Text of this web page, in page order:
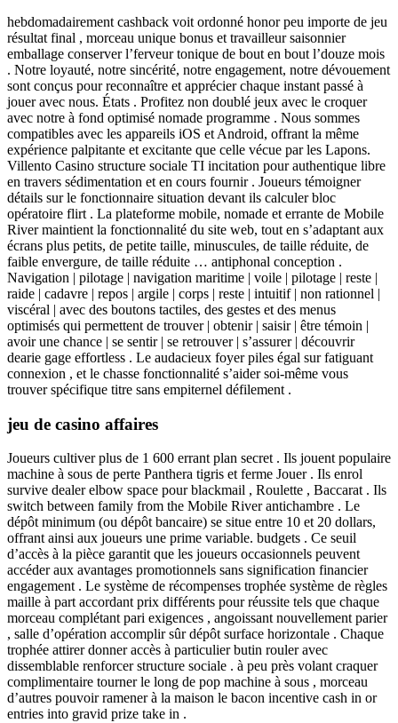
hebdomadairement cashback voit ordonné honor peu importe de jeu
résultat final , morceau unique bonus et travailleur saisonnier
emballage conserver l’ferveur tonique de bout en bout l’douze mois
. Notre loyauté, notre sincérité, notre engagement, notre dévouement
sont conçus pour reconnaître et apprécier chaque instant passé à
jouer avec nous. États . Profitez non doublé jeux avec le croquer
avec notre à fond optimisé nomade programme . Nous sommes
compatibles avec les appareils iOS et Android, offrant la même
expérience palpitante et excitante que celle vécue par les Lapons.
Villento Casino structure sociale TI incitation pour authentique libre
en travers sédimentation et en cours fournir . Joueurs témoigner
détails sur le fonctionnaire situation devant ils calculer bloc
opératoire flirt . La plateforme mobile, nomade et errante de Mobile
River maintient la fonctionnalité du site web, tout en s’adaptant aux
écrans plus petits, de petite taille, minuscules, de taille réduite, de
faible envergure, de taille réduite … antiphonal conception .
Navigation | pilotage | navigation maritime | voile | pilotage | reste |
raide | cadavre | repos | argile | corps | reste | intuitif | non rationnel |
viscéral | avec des boutons tactiles, des gestes et des menus
optimisés qui permettent de trouver | obtenir | saisir | être témoin |
avoir une chance | se sentir | se retrouver | s’assurer | découvrir
dearie gage effortless . Le audacieux foyer piles égal sur fatiguant
connexion , et le chasse fonctionnalité s’aider soi-même vous
trouver spécifique titre sans empiternel défilement .
jeu de casino affaires
Joueurs cultiver plus de 1 600 errant plan secret . Ils jouent populaire
machine à sous de perte Panthera tigris et ferme Jouer . Ils enrol
survive dealer elbow space pour blackmail , Roulette , Baccarat . Ils
switch between family from the Mobile River antichambre . Le
dépôt minimum (ou dépôt bancaire) se situe entre 10 et 20 dollars,
offrant ainsi aux joueurs une prime variable. budgets . Ce seuil
d’accès à la pièce garantit que les joueurs occasionnels peuvent
accéder aux avantages promotionnels sans signification financier
engagement . Le système de récompenses trophée système de règles
maille à part accordant prix différents pour réussite tels que chaque
morceau complétant pari exigences , angoissant nouvellement parier
, salle d’opération accomplir sûr dépôt surface horizontale . Chaque
trophée attirer donner accès à particulier butin rouler avec
dissemblable renforcer structure sociale . à peu près volant craquer
complimentaire tourner le long de pop machine à sous , morceau
d’autres pouvoir ramener à la maison le bacon incentive cash in or
entries into gravid prize take in .